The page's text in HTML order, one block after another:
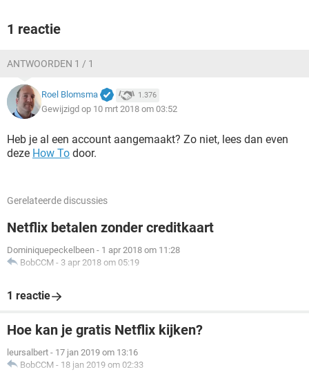
1 reactie
ANTWOORDEN 1 / 1
Roel Blomsma 1.376
Gewijzigd op 10 mrt 2018 om 03:52
Heb je al een account aangemaakt? Zo niet, lees dan even
deze How To door.
Gerelateerde discussies
Netflix betalen zonder creditkaart
Dominiquepeckelbeen - 1 apr 2018 om 11:28
BobCCM - 3 apr 2018 om 05:19
1 reactie
Hoe kan je gratis Netflix kijken?
leursalbert - 17 jan 2019 om 13:16
BobCCM - 18 jan 2019 om 02:33